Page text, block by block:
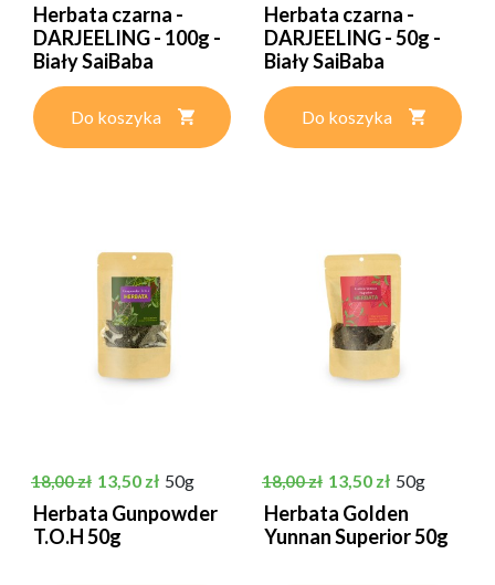
Herbata czarna -
DARJEELING - 100g -
Biały SaiBaba
Do koszyka
Herbata czarna -
DARJEELING - 50g -
Biały SaiBaba
Do koszyka
Cena podstawowa
18,00 zł Cena
13,50 zł 50g
Herbata Gunpowder
T.O.H 50g
Cena podstawowa
18,00 zł Cena
13,50 zł 50g
Herbata Golden
Yunnan Superior 50g